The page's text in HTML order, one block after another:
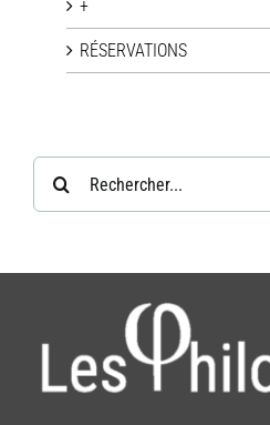
+
RÉSERVATIONS
Rechercher: